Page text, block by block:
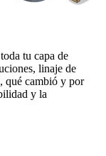
tu capa de
linaje de
qué cambió y por
y la